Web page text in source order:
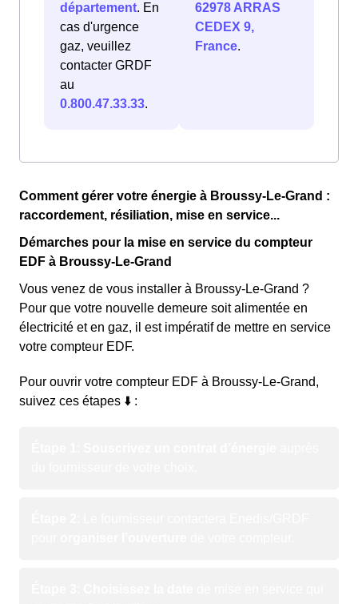
département. En
cas d'urgence
gaz, veuillez
contacter GRDF
au
0.800.47.33.33.
62978 ARRAS
CEDEX 9,
France.
Comment gérer votre énergie à Broussy-Le-Grand :
raccordement, résiliation, mise en service...
Démarches pour la mise en service du compteur
EDF à Broussy-Le-Grand
Vous venez de vous installer à Broussy-Le-Grand ?
Pour que votre nouvelle demeure soit alimentée en
électricité et en gaz, il est impératif de mettre en service
votre compteur EDF.
Pour ouvrir votre compteur EDF à Broussy-Le-Grand,
suivez ces étapes ⬇️ :